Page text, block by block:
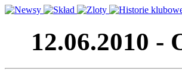
12.06.2010 -